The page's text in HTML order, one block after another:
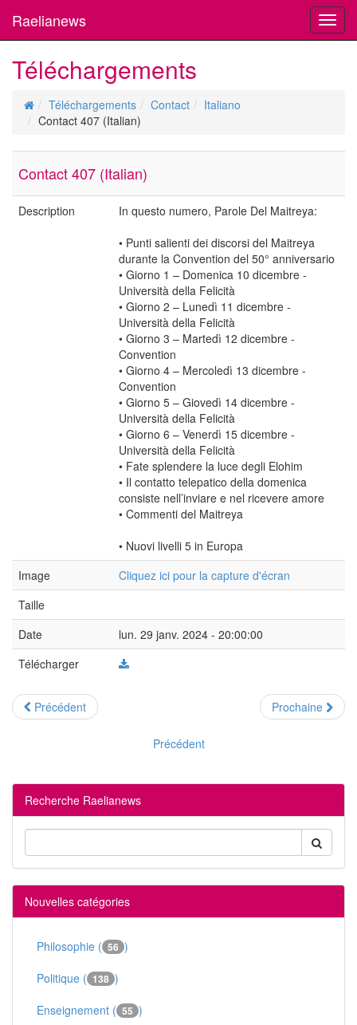
Raelianews
Téléchargements
Téléchargements Contact
Italiano
Contact 407 (Italian)
Contact 407 (Italian)
Description
In questo numero, Parole Del Maitreya:
• Punti salienti dei discorsi del Maitreya
durante la Convention del 50° anniversario
• Giorno 1 – Domenica 10 dicembre -
Università della Felicità
• Giorno 2 – Lunedì 11 dicembre -
Università della Felicità
• Giorno 3 – Martedì 12 dicembre -
Convention
• Giorno 4 – Mercoledì 13 dicembre -
Convention
• Giorno 5 – Giovedì 14 dicembre -
Università della Felicità
• Giorno 6 – Venerdì 15 dicembre -
Università della Felicità
• Fate splendere la luce degli Elohim
• Il contatto telepatico della domenica
consiste nell’inviare e nel ricevere amore
• Commenti del Maitreya
• Nuovi livelli 5 in Europa
Image
Cliquez ici pour la capture d'écran
Taille
Date
lun. 29 janv. 2024 - 20:00:00
Télécharger
Précédent Prochaine
Précédent
Recherche Raelianews
Nouvelles catégories
Philosophie ( 56 )
Politique ( 138 )
Enseignement ( 55 )